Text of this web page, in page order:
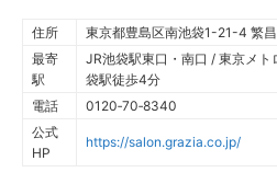
住所
東京都豊島区南池袋1-21-4 繁
最寄
駅
JR池袋駅東口・南口 / 東京メ
袋駅徒歩4分
電話
0120‐70‐8340
公式
HP
https://salon.grazia.co.jp/